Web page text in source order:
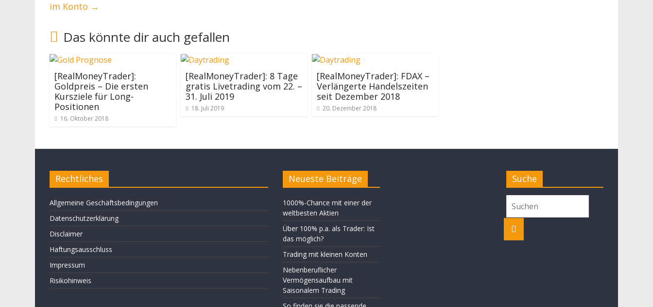
im Konto →
Das könnte dir auch gefallen
[RealMoneyTrader]:
Goldpreis – Die ersten
Kursziele für Long-
Positionen
16. Oktober 2018
[RealMoneyTrader]: 8 Tage
gratis Livetrading vom 22. –
31. Juli 2019
18. Juli 2019
[RealMoneyTrader]: FDAX –
Verlängerte Handelszeiten
seit Dezember 2018
20. Dezember 2018
Rechtliches
Allgemeine Geschäftsbedingungen
Datenschutzerklärung
Disclaimer
Haftungsausschluss
Impressum
Risikohinweis
Neueste Beiträge
1000%-Chance mit einer der
weltbesten Aktien
Über 100% p.a. als Trader: Ist
das möglich?
Trading mit kleinen Konten
Nebenberuflicher
Vermögensaufbau mit
Saisonalem Trading
Suche